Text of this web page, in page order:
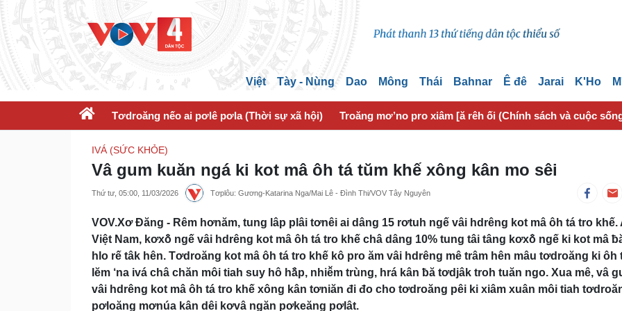
Việt Tày - Nùng Dao Mông Thái Bahnar Ê đê Jarai K'Ho
Tơdroăng nếo ai pơlê pơla (Thời sự xã hội) Troăng mơ’no pro xiâm [ă rêh ối (Chính sách và cuộc
IVÁ (SỨC KHỎE)
Vâ gum kuăn ngá ki kot mâ ôh tá tŭm khế xông kân mo sêi
Thứ tư, 05:00, 11/03/2026 Tơplôu: Gương-Katarina Nga/Mai Lê - Đình Thi/VOV Tây Nguyên
VOV.Xơ Đăng - Rêm hơnăm, tung lâp plâi tơnêi ai dâng 15 rơtuh ngế vâi hdrêng kot mâ ôh tá tro khế.
Việt Nam, kơxô̆ ngế vâi hdrêng kot mâ ôh tá tro khế châ dâng 10% tung tâi tâng kơxô̆ ngế ki kot mâ
hlo rế tâk hên. Tơdroăng kot mâ ôh tá tro khế kô pro ăm vâi hdrêng mê trâm hên mâu tơdroăng ki ôh
lĕm ‘na ivá châ chăn môi tiah suy hô hâ̆p, nhiê̆m trùng, hrá kân ƀă tơdjâk troh tuăn ngo. Xua mê, vâ
vâi hdrêng kot mâ ôh tá tro khế xông kân tơniăn đi đo cho tơdroăng pêi ki xiâm xuân môi tiah
pơloăng mơnúa kân dêi kơvâ ngăn pơkeăng pơlât.